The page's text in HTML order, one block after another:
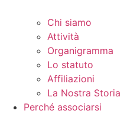
Chi siamo
Attività
Organigramma
Lo statuto
Affiliazioni
La Nostra Storia
Perché associarsi